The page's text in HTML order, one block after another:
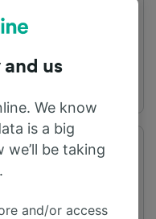
距离
us
We know
is a big
we’ll be taking
and/or access